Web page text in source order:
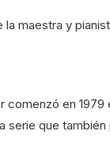
la maestra y
comenzó en
serie que